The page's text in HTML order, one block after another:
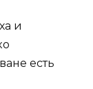
и
есть